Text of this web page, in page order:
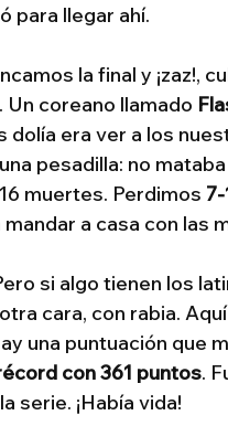
para llegar ahí.
la final y ¡zaz!,
coreano llamado
era ver a los
pesadilla: no
muertes. Perdimos
a casa con las
si algo tienen los
cara, con rabia.
una puntuación que
con 361 puntos.
serie. ¡Había vida!